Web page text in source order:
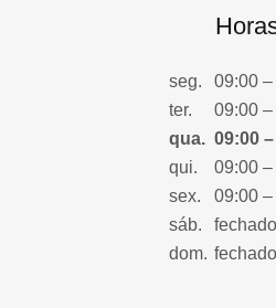
seg.
09:00
ter.
09:00
qua. 09:00
qui.
09:00
sex.
09:00
sáb.
fechado
dom. fechado